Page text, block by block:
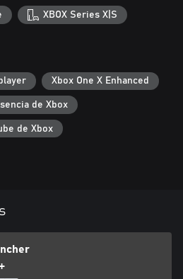
XBOX Series X|S
Xbox One X Enhanced
de Xbox
de Xbox